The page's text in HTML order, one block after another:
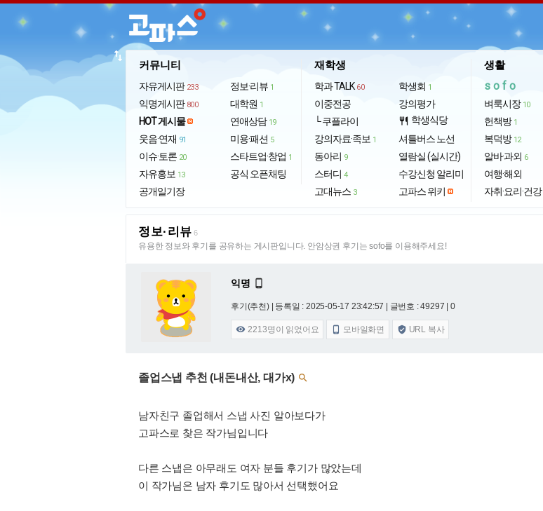
커뮤니티
자유게시판 233
익명게시판 800
HOT 게시물
웃음·연재 91
이슈·토론 20
자유홍보 13
공개일기장
정보·리뷰 1
대학원 1
연애상담 19
미용·패션 5
스타트업·창업 1
공식 오픈채팅
재학생
학과 TALK 60
이중전공
└ 쿠플라이
강의자료·족보 1
동아리 9
스터디 4
고대뉴스 3
학생회 1
강의평가
restaurant 학생식당
셔틀버스 노선
열람실 (실시간)
수강신청 알리미
고파스 위키
생활
sofo
벼룩시장 10
헌책방 1
복덕방 12
알바·과외 6
여행·해외
자취·요리·건강
import_export
정보·리뷰 6
유용한 정보와 후기를 공유하는 게시판입니다. 안암상권 후기는 sofo를 이용해주세요!
익명 
후기(추천) | 등록일 : 2025-05-17 23:42:57 | 글번호 : 49297 | 0
 2213명이 읽었어요  모바일화면  URL 복사
졸업스냅 추천 (내돈내산, 대가x) 
남자친구 졸업해서 스냅 사진 알아보다가
고파스로 찾은 작가님입니다
다른 스냅은 아무래도 여자 분들 후기가 많았는데
이 작가님은 남자 후기도 많아서 선택했어요